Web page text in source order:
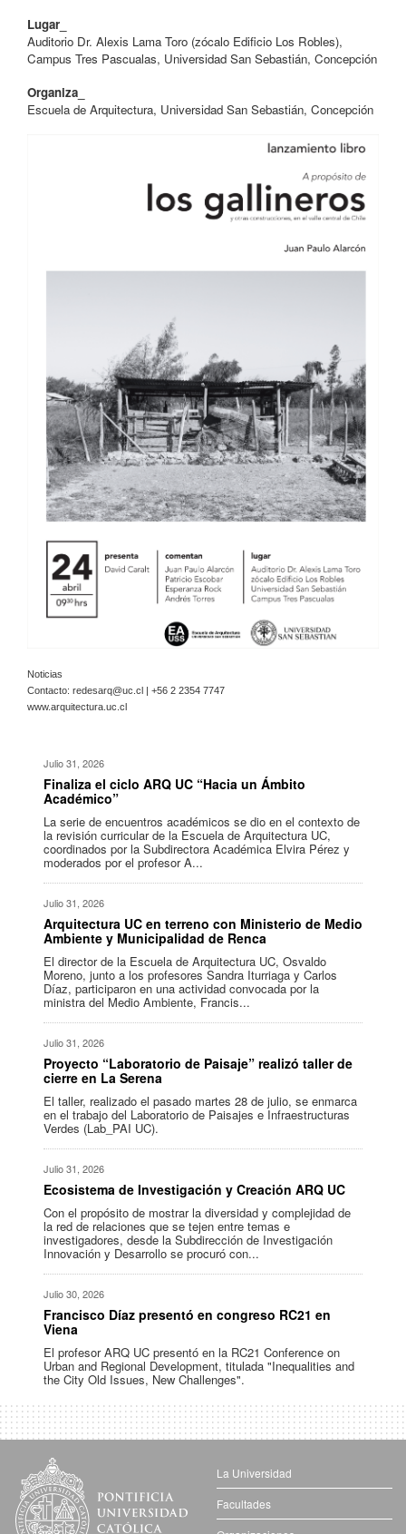
Lugar_
Auditorio Dr. Alexis Lama Toro (zócalo Edificio Los Robles),
Campus Tres Pascualas, Universidad San Sebastián, Concepción
Organiza_
Escuela de Arquitectura, Universidad San Sebastián, Concepción
Noticias
Contacto: redesarq@uc.cl | +56 2 2354 7747
www.arquitectura.uc.cl
Julio 31, 2026
Finaliza el ciclo ARQ UC “Hacia un Ámbito
Académico”
La serie de encuentros académicos se dio en el contexto de
la revisión curricular de la Escuela de Arquitectura UC,
coordinados por la Subdirectora Académica Elvira Pérez y
moderados por el profesor A...
Julio 31, 2026
Arquitectura UC en terreno con Ministerio de Medio
Ambiente y Municipalidad de Renca
El director de la Escuela de Arquitectura UC, Osvaldo
Moreno, junto a los profesores Sandra Iturriaga y Carlos
Díaz, participaron en una actividad convocada por la
ministra del Medio Ambiente, Francis...
Julio 31, 2026
Proyecto “Laboratorio de Paisaje” realizó taller de
cierre en La Serena
El taller, realizado el pasado martes 28 de julio, se enmarca
en el trabajo del Laboratorio de Paisajes e Infraestructuras
Verdes (Lab_PAI UC).
Julio 31, 2026
Ecosistema de Investigación y Creación ARQ UC
Con el propósito de mostrar la diversidad y complejidad de
la red de relaciones que se tejen entre temas e
investigadores, desde la Subdirección de Investigación
Innovación y Desarrollo se procuró con...
Julio 30, 2026
Francisco Díaz presentó en congreso RC21 en
Viena
El profesor ARQ UC presentó en la RC21 Conference on
Urban and Regional Development, titulada "Inequalities and
the City Old Issues, New Challenges".
La Universidad
Facultades